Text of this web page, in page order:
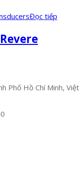
Đọc tiếp
Phố Hồ Chí Minh, Việt